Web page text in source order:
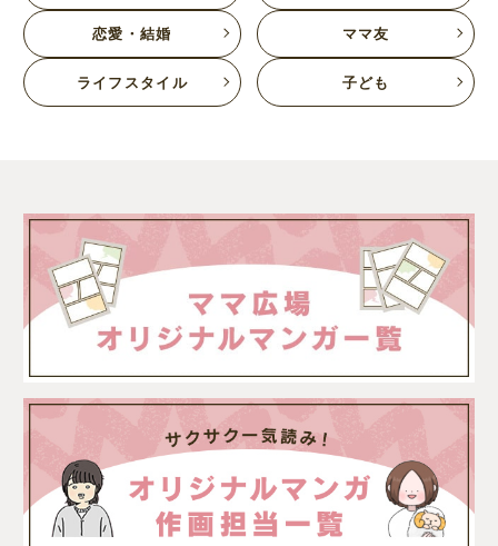
恋愛・結婚 ママ友
ライフスタイル 子ども